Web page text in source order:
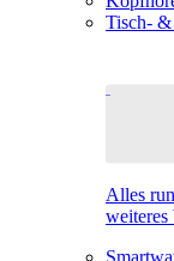
Tisch- &
Alles
weiteres